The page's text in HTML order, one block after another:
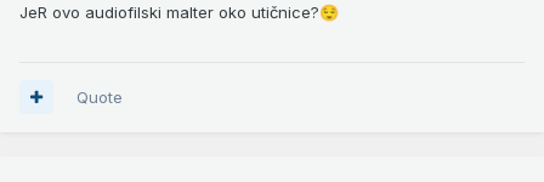
JeR ovo audiofilski malter oko utičnice?😌
Quote